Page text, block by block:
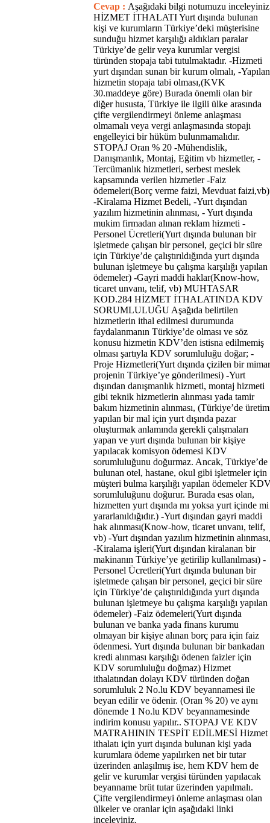
Cevap : Aşağıdaki bilgi notumuzu
HİZMET İTHALATI Yurt dışında bulunan
kişi ve kurumların Türkiye’deki müşterisine
sunduğu hizmet karşılığı aldıkları paralar
Türkiye’de gelir veya kurumlar vergisi
türünden stopaja tabi tutulmaktadır. -Hizmeti
yurt dışından sunan bir kurum olmalı, -Yapılan
hizmetin stopaja tabi olması,(KVK
30.maddeye göre) Burada önemli olan bir
diğer hususta, Türkiye ile ilgili ülke arasında
çifte vergilendirmeyi önleme anlaşması
olmamalı veya vergi anlaşmasında stopajı
engelleyici bir hüküm bulunmamalıdır.
STOPAJ Oran % 20 -Mühendislik,
Danışmanlık, Montaj, Eğitim vb hizmetler, -
Tercümanlık hizmetleri, serbest meslek
kapsamında verilen hizmetler -Faiz
ödemeleri(Borç verme faizi, Mevduat faizi,vb)
-Kiralama Hizmet Bedeli, -Yurt dışından
yazılım hizmetinin alınması, - Yurt dışında
mukim firmadan alınan reklam hizmeti -
Personel Ücretleri(Yurt dışında bulunan bir
işletmede çalışan bir personel, geçici bir süre
için Türkiye’de çalıştırıldığında yurt dışında
bulunan işletmeye bu çalışma karşılığı yapılan
ödemeler) -Gayri maddi haklar(Know-how,
ticaret unvanı, telif, vb) MUHTASAR
KOD.284 HİZMET İTHALATINDA KDV
SORUMLULUĞU Aşağıda belirtilen
hizmetlerin ithal edilmesi durumunda
faydalanmanın Türkiye’de olması ve söz
konusu hizmetin KDV’den istisna edilmemiş
olması şartıyla KDV sorumluluğu doğar; -
Proje Hizmetleri(Yurt dışında çizilen bir
projenin Türkiye’ye gönderilmesi) -Yurt
dışından danışmanlık hizmeti, montaj hizmeti
gibi teknik hizmetlerin alınması yada tamir
bakım hizmetinin alınması, (Türkiye’de
yapılan bir mal için yurt dışında pazar
oluşturmak anlamında gerekli çalışmaları
yapan ve yurt dışında bulunan bir kişiye
yapılacak komisyon ödemesi KDV
sorumluluğunu doğurmaz. Ancak, Türkiye’de
bulunan otel, hastane, okul gibi işletmeler için
müşteri bulma karşılığı yapılan ödemeler
sorumluluğunu doğurur. Burada esas olan,
hizmetten yurt dışında mı yoksa yurt içinde mi
yararlanıldığıdır.) -Yurt dışından gayri maddi
hak alınması(Know-how, ticaret unvanı, telif,
vb) -Yurt dışından yazılım hizmetinin alınması,
-Kiralama işleri(Yurt dışından kiralanan bir
makinanın Türkiye’ye getirilip kullanılması) -
Personel Ücretleri(Yurt dışında bulunan bir
işletmede çalışan bir personel, geçici bir süre
için Türkiye’de çalıştırıldığında yurt dışında
bulunan işletmeye bu çalışma karşılığı yapılan
ödemeler) -Faiz ödemeleri(Yurt dışında
bulunan ve banka yada finans kurumu
olmayan bir kişiye alınan borç para için faiz
ödenmesi. Yurt dışında bulunan bir bankadan
kredi alınması karşılığı ödenen faizler için
KDV sorumluluğu doğmaz) Hizmet
ithalatından dolayı KDV türünden doğan
sorumluluk 2 No.lu KDV beyannamesi ile
beyan edilir ve ödenir. (Oran % 20) ve aynı
dönemde 1 No.lu KDV beyannamesinde
indirim konusu yapılır.. STOPAJ VE KDV
MATRAHININ TESPİT EDİLMESİ Hizmet
ithalatı için yurt dışında bulunan kişi yada
kurumlara ödeme yapılırken net bir tutar
üzerinden anlaşılmış ise, hem KDV hem de
gelir ve kurumlar vergisi türünden yapılacak
beyanname brüt tutar üzerinden yapılmalı.
Çifte vergilendirmeyi önleme anlaşması olan
ülkeler ve oranlar için aşağıdaki linki
inceleyiniz.